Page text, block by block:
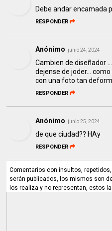
Debe andar encamada
RESPONDER
Anónimo junio 24, 2024
Cambien de diseñador
dejense de joder...
con una foto tan
RESPONDER
Anónimo junio 25, 2024
de que ciudad?? HAy
RESPONDER
Comentarios con insultos,
serán publicados, los mismos son
los realiza y no representan, estos